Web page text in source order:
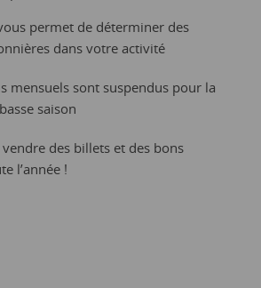
permet de déterminer des
dans votre activité
mensuels sont suspendus pour la
saison
des billets et des bons
l’année !